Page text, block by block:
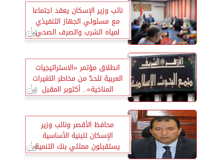
نائب وزير الإسكان يعقد اجتماعا
مع مسئولي الجهاز التنفيذي
لمياه الشرب والصرف الصحي
انطلاق مؤتمر «الاستراتيجيات
العربية للحدّ من مخاطر التغيرات
المناخية».. أكتوبر المقبل
محافظ الأقصر ونائب وزير
الإسكان للبنية الأساسية
يستقبلون ممثلي بنك التنمية
الإفريقي